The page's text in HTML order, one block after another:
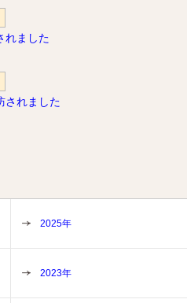
れました
されました
2025年
2023年